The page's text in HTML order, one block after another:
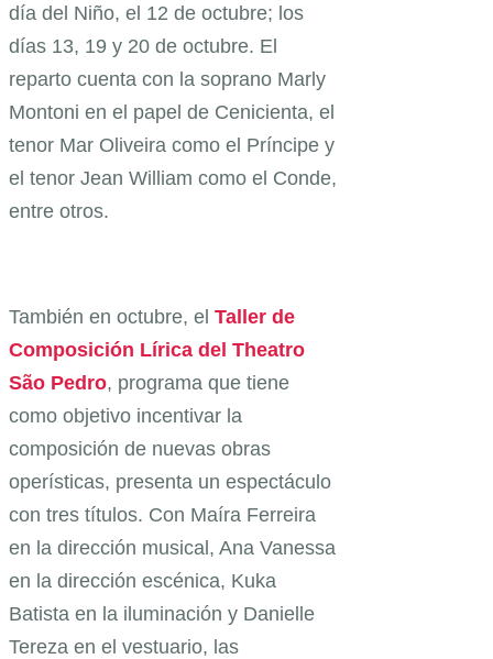
día del Niño, el 12 de octubre; los
días 13, 19 y 20 de octubre. El
reparto cuenta con la soprano Marly
Montoni en el papel de Cenicienta, el
tenor Mar Oliveira como el Príncipe y
el tenor Jean William como el Conde,
entre otros.
También en octubre, el Taller de
Composición Lírica del Theatro
São Pedro, programa que tiene
como objetivo incentivar la
composición de nuevas obras
operísticas, presenta un espectáculo
con tres títulos. Con Maíra Ferreira
en la dirección musical, Ana Vanessa
en la dirección escénica, Kuka
Batista en la iluminación y Danielle
Tereza en el vestuario, las